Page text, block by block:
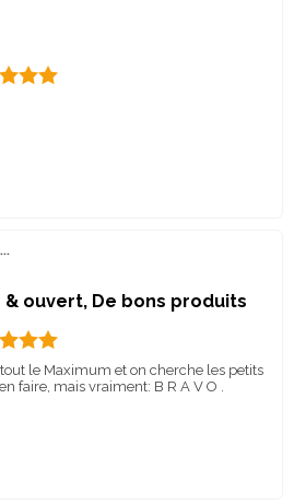
ouvert, De bons produits
le Maximum et on cherche les petits
faire, mais vraiment: B R A V O .